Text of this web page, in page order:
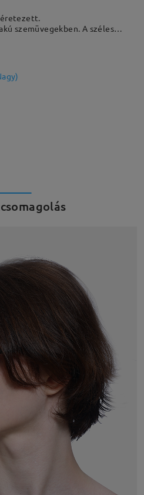
szemüvegekben. A széles
TR90 műanyagból készült;
dizájnt teremtve.
)